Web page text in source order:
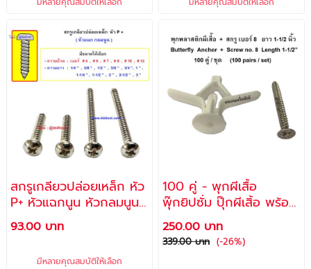
สกรูเกลียวปล่อยเหล็ก หัว
P+ หัวแฉกนูน หัวกลมนูน ,
เกลียวเหล็ก (ขายยก
กล่อง) / ยี่ห้อ SK
93.00 บาท
มีหลายคุณสมบัติให้เลือก
100 คู่ - พุกผีเสื้อ
พุ๊กยิปซั่ม ปุ๊กผีเสิ้อ พร้อม
สกรู เบอร์ 8 ยาว 1.5 นิ้ว
/ ปุ๊กยิปซั่มพลาสติก ยึด
ยิปซั่มบอร์ด, ผนังเบา,
250.00 บาท
339.00 บาท (-26%)